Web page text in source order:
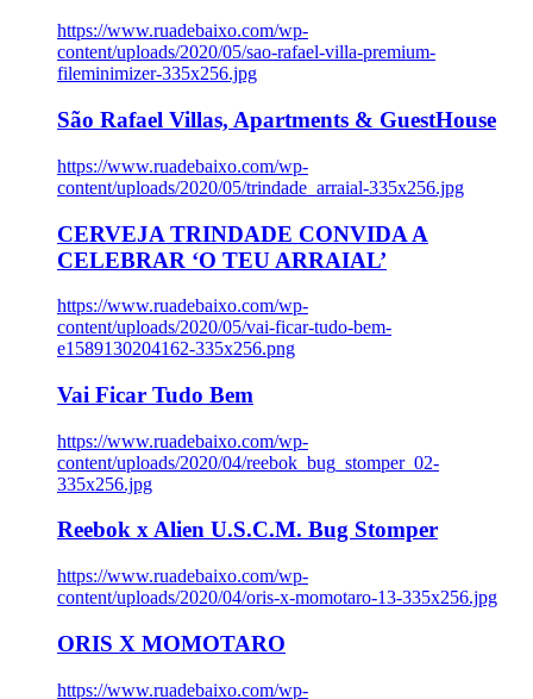
https://www.ruadebaixo.com/wp-
content/uploads/2020/05/sao-rafael-villa-premium-
fileminimizer-335x256.jpg
São Rafael Villas, Apartments & GuestHouse
https://www.ruadebaixo.com/wp-
content/uploads/2020/05/trindade_arraial-335x256.jpg
CERVEJA TRINDADE CONVIDA A
CELEBRAR ‘O TEU ARRAIAL’
https://www.ruadebaixo.com/wp-
content/uploads/2020/05/vai-ficar-tudo-bem-
e1589130204162-335x256.png
Vai Ficar Tudo Bem
https://www.ruadebaixo.com/wp-
content/uploads/2020/04/reebok_bug_stomper_02-
335x256.jpg
Reebok x Alien U.S.C.M. Bug Stomper
https://www.ruadebaixo.com/wp-
content/uploads/2020/04/oris-x-momotaro-13-335x256.jpg
ORIS X MOMOTARO
https://www.ruadebaixo.com/wp-